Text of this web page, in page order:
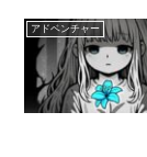
アドベンチャー